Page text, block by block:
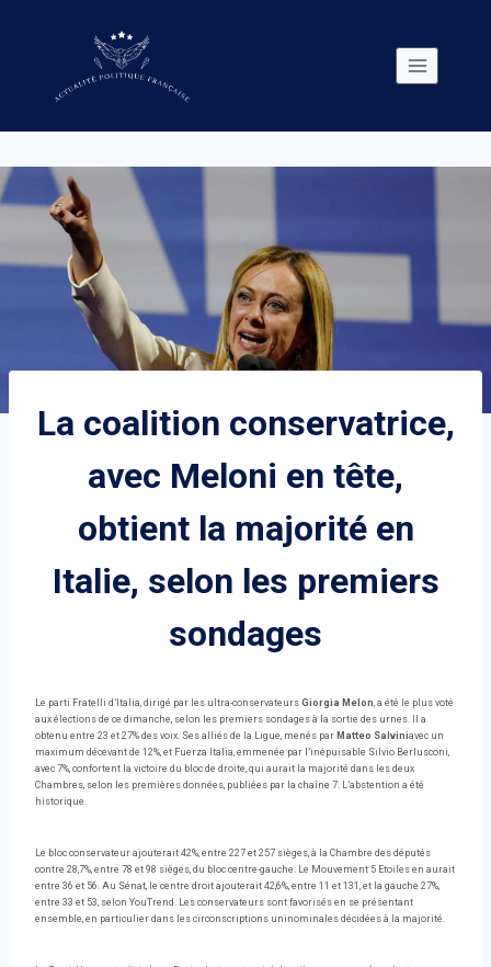
La coalition conservatrice,
avec Meloni en tête,
obtient la majorité en
Italie, selon les premiers
sondages
Le parti Fratelli d’Italia, dirigé par les ultra-conservateurs Giorgia Melon, a été le plus voté
aux élections de ce dimanche, selon les premiers sondages à la sortie des urnes. Il a
obtenu entre 23 et 27% des voix. Ses alliés de la Ligue, menés par Matteo Salviniavec un
maximum décevant de 12%, et Fuerza Italia, emmenée par l’inépuisable Silvio Berlusconi,
avec 7%, confortent la victoire du bloc de droite, qui aurait la majorité dans les deux
Chambres, selon les premières données, publiées par la chaîne 7. L’abstention a été
historique.
Le bloc conservateur ajouterait 42%, entre 227 et 257 sièges, à la Chambre des députés
contre 28,7%, entre 78 et 98 sièges, du bloc centre-gauche. Le Mouvement 5 Etoiles en aurait
entre 36 et 56. Au Sénat, le centre droit ajouterait 42,6%, entre 11 et 131, et la gauche 27%,
entre 33 et 53, selon YouTrend. Les conservateurs sont favorisés en se présentant
ensemble, en particulier dans les circonscriptions uninominales décidées à la majorité.